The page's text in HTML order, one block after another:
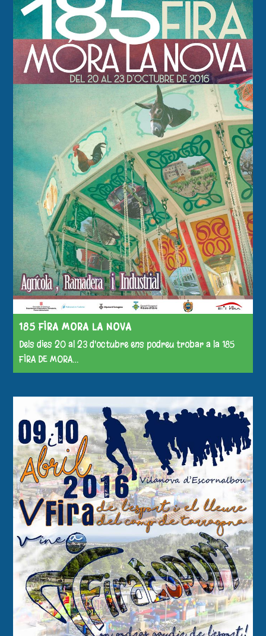
185 FIRA MORA LA NOVA
Dels dies 20 al 23 d'octubre ens podreu trobar a la 185
FIRA DE MORA…